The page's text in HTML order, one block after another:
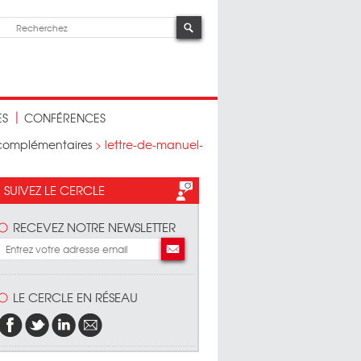
CONFÉRENCES
> lettre-de-manuel-
SUIVEZ LE CERCLE
RECEVEZ NOTRE NEWSLETTER
LE CERCLE EN RÉSEAU